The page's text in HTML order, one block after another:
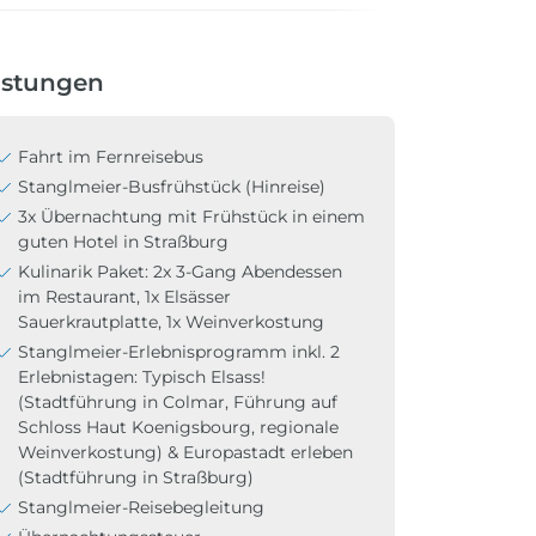
Fahrt im Fernreisebus
Stanglmeier-Busfrühstück (Hinreise)
3x Übernachtung mit Frühstück in einem
guten Hotel in Straßburg
Kulinarik Paket: 2x 3-Gang Abendessen
im Restaurant, 1x Elsässer
Sauerkrautplatte, 1x Weinverkostung
Stanglmeier-Erlebnisprogramm inkl. 2
Erlebnistagen: Typisch Elsass!
(Stadtführung in Colmar, Führung auf
Schloss Haut Koenigsbourg, regionale
Weinverkostung) & Europastadt erleben
(Stadtführung in Straßburg)
Stanglmeier-Reisebegleitung